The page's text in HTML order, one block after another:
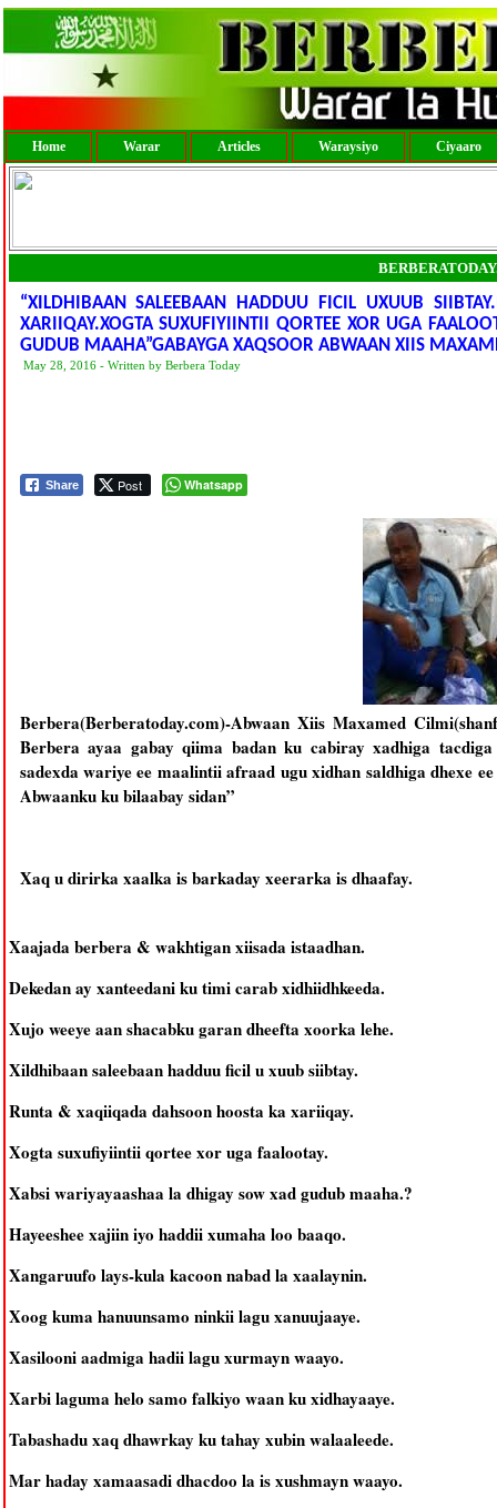
Home Warar Articles Waraysiyo Ciyaaro
“XILDHIBAAN SALEEBAAN HADDUU FICIL UXUUB
XARIIQAY.XOGTA SUXUFIYIINTII QORTEE XOR UGA
GUDUB MAAHA”GABAYGA XAQSOOR ABWAAN XIIS
May 28, 2016 - Written by Berbera Today
Share Post Whatsapp
Berbera(Berberatoday.com)-Abwaan Xiis Maxamed
Berbera ayaa gabay qiima badan ku cabiray xadhiga
sadexda wariye ee maalintii afraad ugu xidhan saldhiga dhexe
Abwaanku ku bilaabay sidan”
Xaq u dirirka xaalka is barkaday xeerarka is dhaafay.
Xaajada berbera & wakhtigan xiisada istaadhan.
Dekedan ay xanteedani ku timi carab xidhiidhkeeda.
Xujo weeye aan shacabku garan dheefta xoorka lehe.
Xildhibaan saleebaan hadduu ficil u xuub siibtay.
Runta & xaqiiqada dahsoon hoosta ka xariiqay.
Xogta suxufiyiintii qortee xor uga faalootay.
Xabsi wariyayaashaa la dhigay sow xad gudub maaha.?
Hayeeshee xajiin iyo haddii xumaha loo baaqo.
Xangaruufo lays-kula kacoon nabad la xaalaynin.
Xoog kuma hanuunsamo ninkii lagu xanuujaaye.
Xasilooni aadmiga hadii lagu xurmayn waayo.
Xarbi laguma helo samo falkiyo waan ku xidhayaaye.
Tabashadu xaq dhawrkay ku tahay xubin walaaleede.
Mar haday xamaasadi dhacdoo la is xushmayn waayo.